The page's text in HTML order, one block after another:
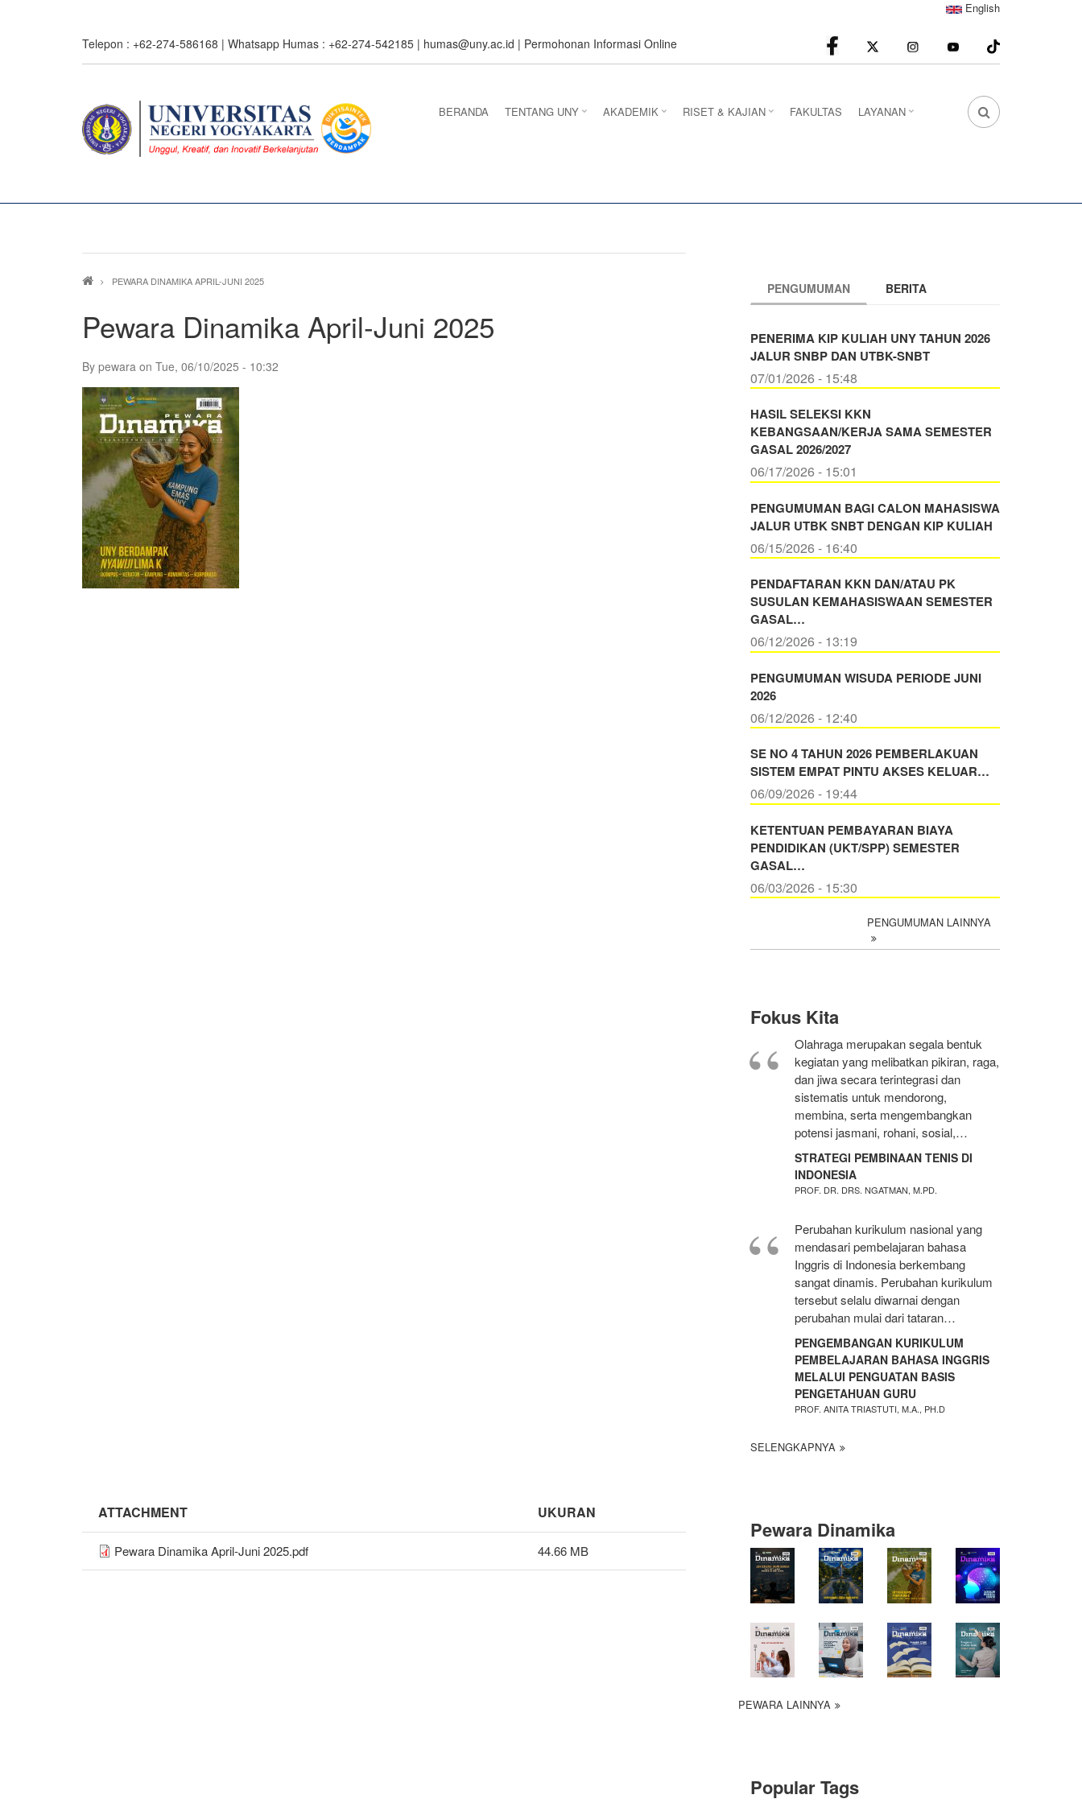
English
Telepon : +62-274-586168 | Whatsapp Humas : +62-274-542185 | humas@uny.ac.id | Permohonan Informasi Online facebook Instagram youtube
FA
BERANDA TENTANG UNY AKADEMIK RISET & KAJIAN FAKULTAS LAYANAN
Breadcrumb
PEWARA DINAMIKA APRIL-JUNI 2025
Pewara Dinamika April-Juni 2025
By pewara on Tue, 06/10/2025 - 10:32
ATTACHMENT UKURAN
Pewara Dinamika April-Juni 2025.pdf 44.66 MB
PENGUMUMAN BERITA
PENERIMA KIP KULIAH UNY TAHUN 2026
JALUR SNBP DAN UTBK-SNBT
07/01/2026 - 15:48
HASIL SELEKSI KKN
KEBANGSAAN/KERJA SAMA SEMESTER
GASAL 2026/2027
06/17/2026 - 15:01
PENGUMUMAN BAGI CALON MAHASISWA
JALUR UTBK SNBT DENGAN KIP KULIAH
06/15/2026 - 16:40
PENDAFTARAN KKN DAN/ATAU PK
SUSULAN KEMAHASISWAAN SEMESTER
GASAL…
06/12/2026 - 13:19
PENGUMUMAN WISUDA PERIODE JUNI
2026
06/12/2026 - 12:40
SE NO 4 TAHUN 2026 PEMBERLAKUAN
SISTEM EMPAT PINTU AKSES KELUAR…
06/09/2026 - 19:44
KETENTUAN PEMBAYARAN BIAYA
PENDIDIKAN (UKT/SPP) SEMESTER
GASAL…
06/03/2026 - 15:30
PENGUMUMAN LAINNYA
Fokus Kita
Olahraga merupakan segala bentuk
kegiatan yang melibatkan pikiran, raga,
dan jiwa secara terintegrasi dan
sistematis untuk mendorong,
membina, serta mengembangkan
potensi jasmani, rohani, sosial,…
STRATEGI PEMBINAAN TENIS DI
INDONESIA
PROF. DR. DRS. NGATMAN, M.PD.
Perubahan kurikulum nasional yang
mendasari pembelajaran bahasa
Inggris di Indonesia berkembang
sangat dinamis. Perubahan kurikulum
tersebut selalu diwarnai dengan
perubahan mulai dari tataran…
PENGEMBANGAN KURIKULUM
PEMBELAJARAN BAHASA INGGRIS
MELALUI PENGUATAN BASIS
PENGETAHUAN GURU
PROF. ANITA TRIASTUTI, M.A., PH.D
SELENGKAPNYA
Pewara Dinamika
PEWARA LAINNYA
Popular Tags